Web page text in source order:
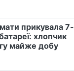
прикувала 7-
хлопчик
майже добу